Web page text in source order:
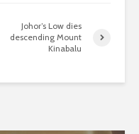
Johor’s Low dies
descending Mount
Kinabalu